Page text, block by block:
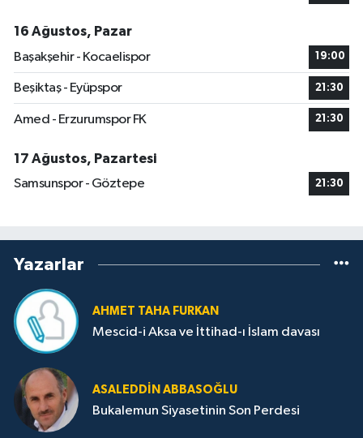
16 Ağustos, Pazar
Başakşehir - Kocaelispor
19:00
Beşiktaş - Eyüpspor 21:30
Amed - Erzurumspor FK 21:30
17 Ağustos, Pazartesi
Samsunspor - Göztepe
21:30
Yazarlar
AHMET TAHA FURKAN
Mescid-i Aksa ve İttihad-ı İslam davası
ASALEDDIN ABBASOĞLU
Bukalemun Siyasetinin Son Perdesi